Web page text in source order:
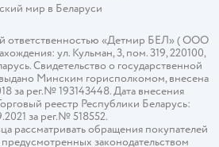
мир в Беларуси
ответственностью «Детмир БЕЛ» ( ООО
ул. Кульман, 3, пом. 319, 220100,
Свидетельство о государственной
Минским горисполкомом, внесена
за рег.№ 193143448. Дата внесения
реестр Республики Беларусь:
за рег.№ 518552.
рассматривать обращения покупателей
законодательством